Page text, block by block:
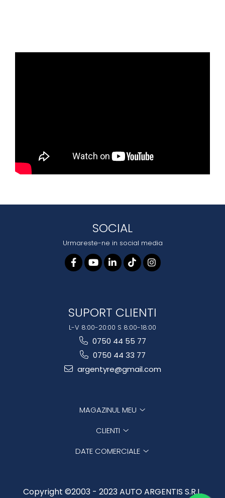
SOCIAL
Urmareste-ne in social media
SUPORT CLIENTI
L-V 8:00-20:00 S 8:00-18:00
0750 44 55 77
0750 44 33 77
argentyre@gmail.com
MAGAZINUL MEU
CLIENTI
DATE COMERCIALE
Copyright ©2003 - 2023 AUTO ARGENTIS S.R.L.